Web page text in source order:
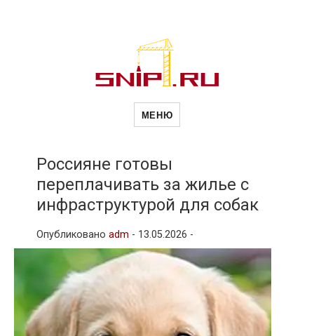
Новости
и
МЕНЮ
Россияне готовы
переплачивать за жилье с
инфраструктурой для собак
Опубликовано adm - 13.05.2026 -